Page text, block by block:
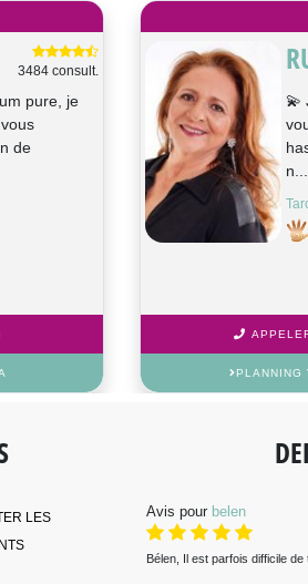
3484 consult.
pure, je
de
💫
n...
PLANNING
LES
Avis pour belen
Bélen, Il est parfois difficile de